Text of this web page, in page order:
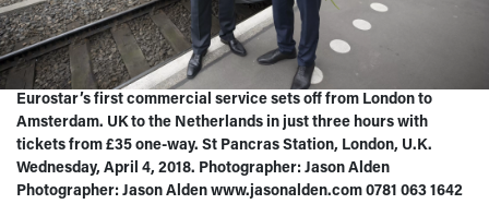
Eurostar’s first commercial service sets off from London to
Amsterdam. UK to the Netherlands in just three hours with
tickets from £35 one-way. St Pancras Station, London, U.K.
Wednesday, April 4, 2018. Photographer: Jason Alden
Photographer: Jason Alden www.jasonalden.com 0781 063 1642